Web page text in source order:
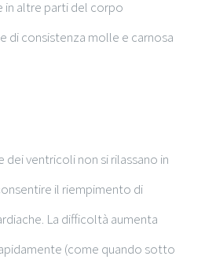
altre parti del corpo
di consistenza molle e carnosa
dei ventricoli non si rilassano in
il riempimento di
La difficoltà aumenta
(come quando sotto